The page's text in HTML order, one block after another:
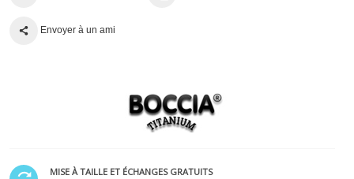
Envoyer à un ami
MISE À TAILLE ET ÉCHANGES GRATUITS